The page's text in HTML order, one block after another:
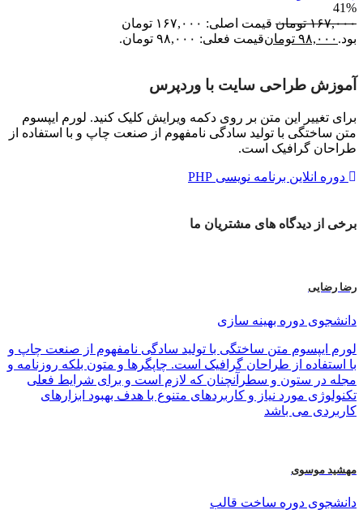
41%
۱۶۷,۰۰۰ تومان
قیمت اصلی: ۱۶۷,۰۰۰ تومان
بود. ۹۸,۰۰۰ تومانقیمت فعلی: ۹۸,۰۰۰ تومان.
آموزش طراحی سایت با وردپرس
برای تغییر این متن بر روی دکمه ویرایش کلیک کنید. لورم ایپسوم
متن ساختگی با تولید سادگی نامفهوم از صنعت چاپ و با استفاده از
طراحان گرافیک است.
دوره انلاین برنامه نویسی PHP
برخی از دیدگاه های مشتریان ما
رضا رضایی
دانشجوی دوره بهینه سازی
لورم ایپسوم متن ساختگی با تولید سادگی نامفهوم از صنعت چاپ و
با استفاده از طراحان گرافیک است. چاپگرها و متون بلکه روزنامه و
مجله در ستون و سطرآنچنان که لازم است و برای شرایط فعلی
تکنولوژی مورد نیاز و کاربردهای متنوع با هدف بهبود ابزارهای
کاربردی می باشد
مهشید موسوی
دانشجوی دوره ساخت قالب